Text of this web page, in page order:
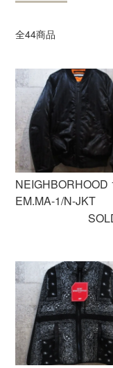
全44商品
NEIGHBORHOOD
EM.MA-1/N-JKT